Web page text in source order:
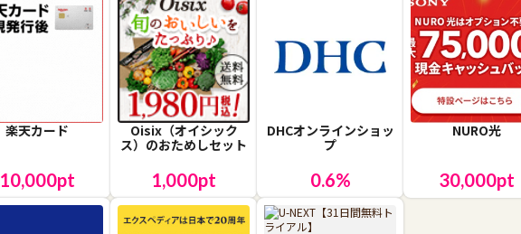
楽天カード
10,000pt
Oisix（オイシック
ス）のおためしセット
1,000pt
DHCオンラインショッ
プ
0.6%
NURO光
30,000pt